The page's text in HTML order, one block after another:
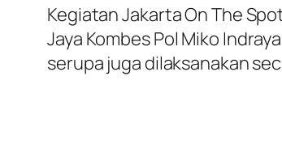
Kegiatan Jakarta On The
Jaya Kombes Pol Miko
serupa juga dilaksanakan